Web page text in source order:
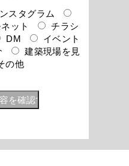
スタグラム
ット
チラシ
DM
イベント
建築現場を見
の他